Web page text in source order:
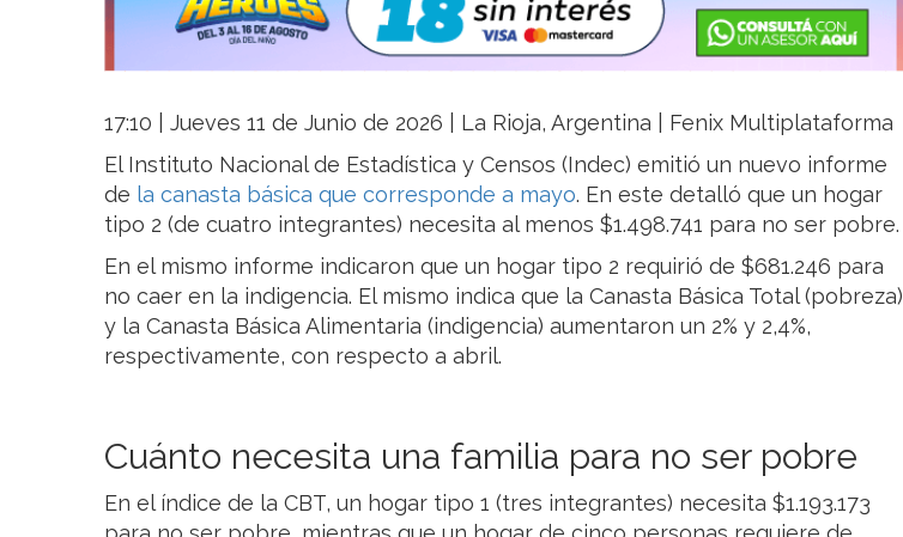
17:10 | Jueves 11 de Junio de 2026 | La Rioja, Argentina | Fenix Multiplataforma
El Instituto Nacional de Estadística y Censos (Indec) emitió un nuevo informe
de la canasta básica que corresponde a mayo. En este detalló que un hogar
tipo 2 (de cuatro integrantes) necesita al menos $1.498.741 para no ser pobre.
En el mismo informe indicaron que un hogar tipo 2 requirió de $681.246 para
no caer en la indigencia. El mismo indica que la Canasta Básica Total (pobreza)
y la Canasta Básica Alimentaria (indigencia) aumentaron un 2% y 2,4%,
respectivamente, con respecto a abril.
Cuánto necesita una familia para no ser pobre
En el índice de la CBT, un hogar tipo 1 (tres integrantes) necesita $1.193.173